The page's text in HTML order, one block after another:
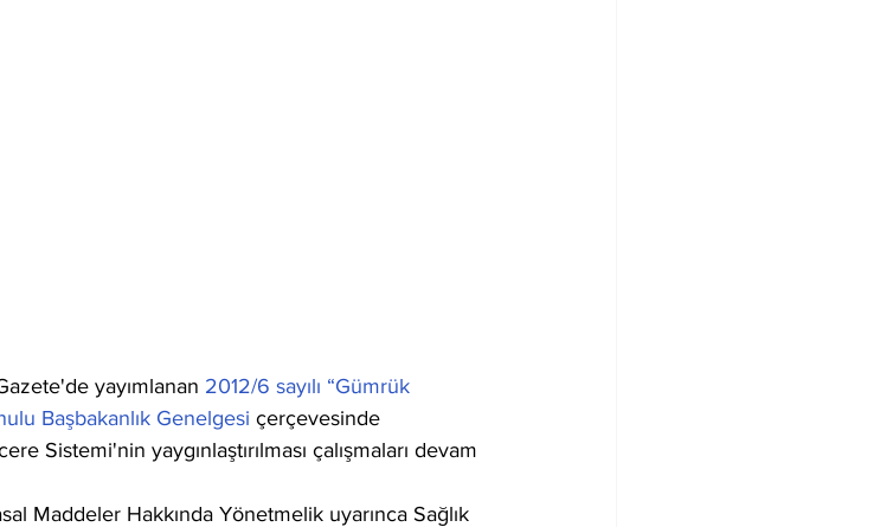
yayımlanan 2012/6 sayılı “Gümrük
Başbakanlık Genelgesi çerçevesinde
Sistemi'nin yaygınlaştırılması çalışmaları devam
Maddeler Hakkında Yönetmelik uyarınca Sağlık